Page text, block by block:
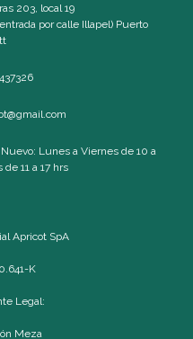
203, local 19
por calle Illapel) Puerto
Lunes a Viernes de 10 a
de 11 a 17 hrs
Apricot SpA
K
Legal:
Meza